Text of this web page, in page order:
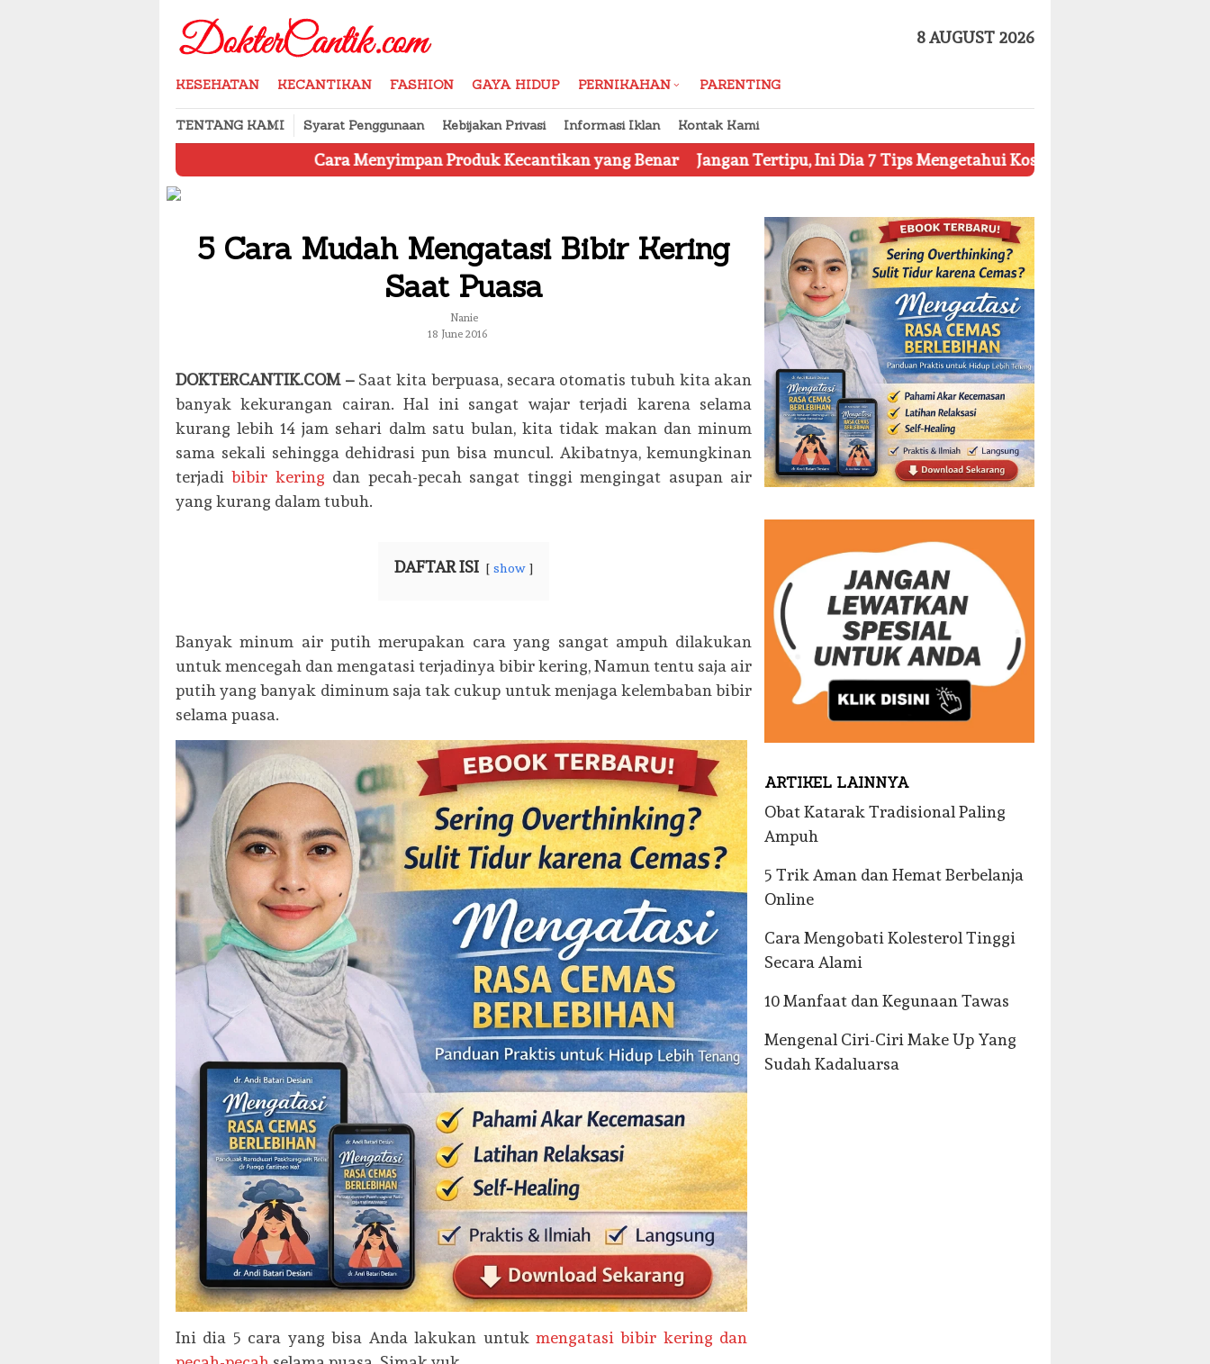
content
8 AUGUST 2026
KESEHATAN KECANTIKAN FASHION GAYA HIDUP PERNIKAHAN PARENTING
TENTANG KAMI Syarat Penggunaan Kebijakan Privasi Informasi Iklan Kontak Kami
Cara Menyimpan Produk Kecantikan yang Benar Jangan Tertipu, Ini Dia 7 Tips Mengetahui Kosmetik Palsu Ketahui 8 Simbol
5 Cara Mudah Mengatasi Bibir Kering
Saat Puasa
Nanie
18 June 2016
DOKTERCANTIK.COM –Saat kita berpuasa, secara otomatis tubuh kita akan
banyak kekurangan cairan. Hal ini sangat wajar terjadi karena selama
kurang lebih 14 jam sehari dalm satu bulan, kita tidak makan dan minum
sama sekali sehingga dehidrasi pun bisa muncul. Akibatnya, kemungkinan
terjadibibir kering dan pecah-pecah sangat tinggi mengingat asupan air
yang kurang dalam tubuh.
DAFTAR ISI show
Banyak minum air putih merupakan cara yang sangat ampuh dilakukan
untuk mencegah dan mengatasi terjadinya bibir kering, Namun tentu saja air
putih yang banyak diminum saja tak cukup untuk menjaga kelembaban bibir
selama puasa.
Ini dia 5 cara yang bisa Anda lakukan untukmengatasi bibir kering dan
ARTIKEL LAINNYA
Obat Katarak Tradisional Paling
Ampuh
5 Trik Aman dan Hemat Berbelanja
Online
Cara Mengobati Kolesterol Tinggi
Secara Alami
10 Manfaat dan Kegunaan Tawas
Mengenal Ciri-Ciri Make Up Yang
Sudah Kadaluarsa